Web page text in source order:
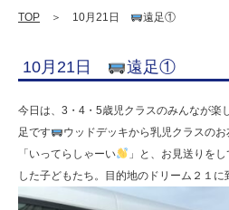
園
幼
保
連
TOP ＞ 10月21日 遠足①
10月21日 遠足①
今日は、3・4・5歳児クラスのみんなが楽
足です
ウッドデッキから乳児クラスの
「いってらしゃーい
」と、お見送りを
した子どもたち。目的地のドリーム２１に